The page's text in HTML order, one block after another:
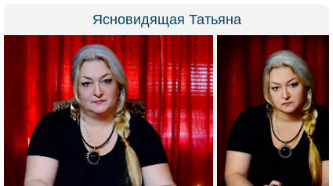
Ясновидящая Татьяна